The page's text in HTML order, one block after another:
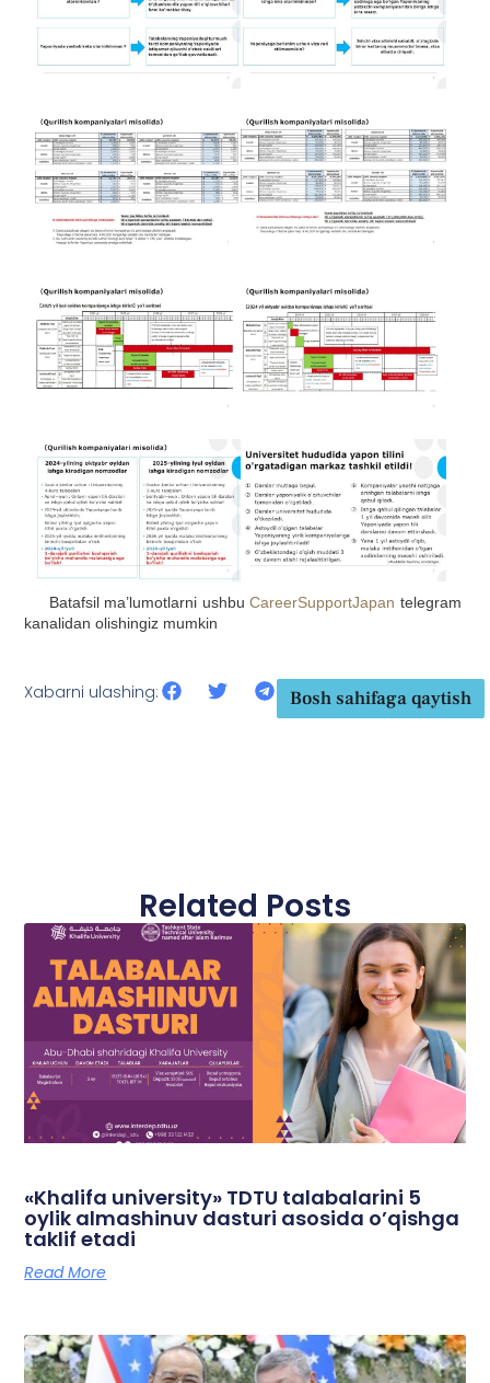
Batafsil ma’lumotlarni ushbuCareerSupportJapan telegram
kanalidan olishingiz mumkin
Xabarni ulashing: Bosh sahifaga qaytish
Related Posts
«Khalifa university» TDTU talabalarini 5
oylik almashinuv dasturi asosida o’qishga
taklif etadi
Read More